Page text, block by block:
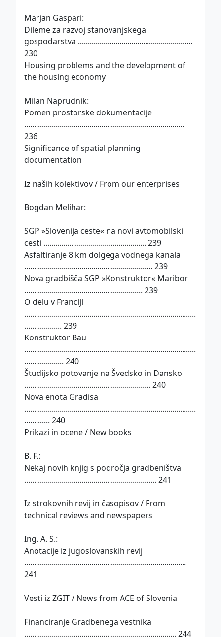
Marjan Gaspari:
Dileme za razvoj stanovanjskega
gospodarstva ..........................................................
230
Housing problems and the development of
the housing economy
Milan Naprudnik:
Pomen prostorske dokumentacije
.................................................................................
236
Significance of spatial planning
documentation
Iz naših kolektivov / From our enterprises
Bogdan Melihar:
SGP »Slovenija ceste« na novi avtomobilski
cesti .................................................... 239
Asfaltiranje 8 km dolgega vodnega kanala
................................................................. 239
Nova gradbišča SGP »Konstruktor« Maribor
............................................................ 239
O delu v Franciji
.......................................................................................
................... 239
Konstruktor Bau
.......................................................................................
.................... 240
Študijsko potovanje na Švedsko in Dansko
................................................................ 240
Nova enota Gradisa
.......................................................................................
............. 240
Prikazi in ocene / New books
B. F.:
Nekaj novih knjig s področja gradbeništva
................................................................... 241
Iz strokovnih revij in časopisov / From
technical reviews and newspapers
Ing. A. S.:
Anotacije iz jugoslovanskih revij
..................................................................................
241
Vesti iz ZGIT / News from ACE of Slovenia
Financiranje Gradbenega vestnika
............................................................................. 244